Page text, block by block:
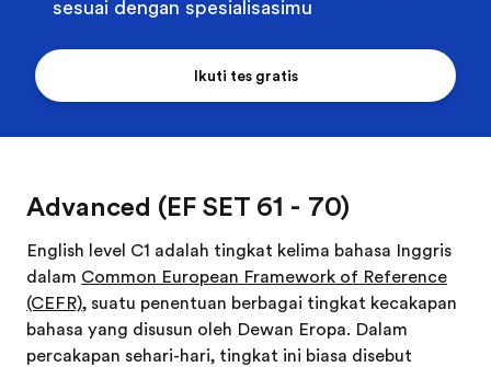
sesuai dengan spesialisasimu
Ikuti tes gratis
Advanced (EF SET 61 - 70)
English level C1 adalah tingkat kelima bahasa Inggris
dalam Common European Framework of Reference
(CEFR), suatu penentuan berbagai tingkat kecakapan
bahasa yang disusun oleh Dewan Eropa. Dalam
percakapan sehari-hari, tingkat ini biasa disebut